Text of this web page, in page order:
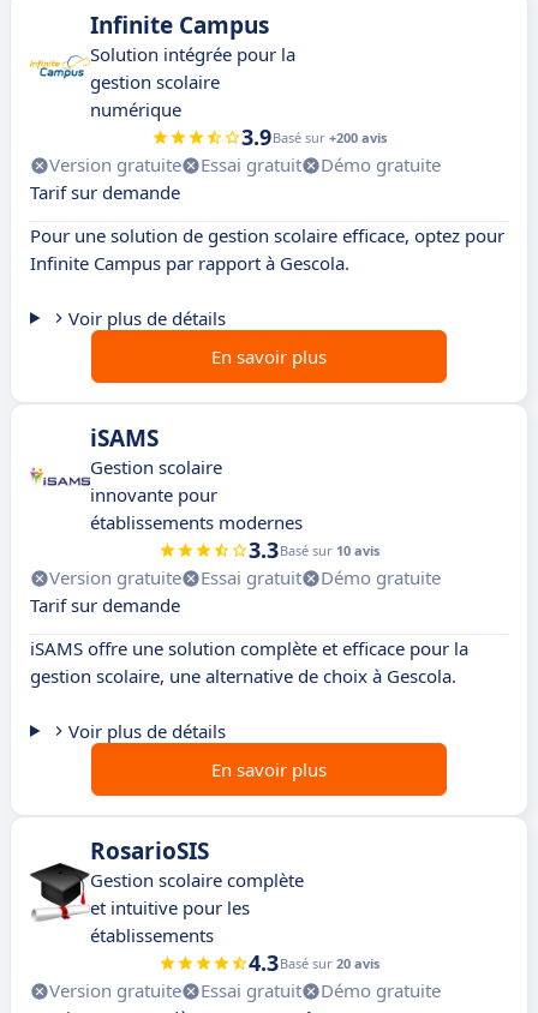
Infinite Campus
Solution intégrée pour la
gestion scolaire
numérique
3.9Basé sur +200 avis
Version gratuite Essai gratuit
Démo gratuite
Tarif sur demande
Pour une solution de gestion scolaire efficace, optez pour
Infinite Campus par rapport à Gescola.
Voir plus de détails
En savoir plus
iSAMS
Gestion scolaire
innovante pour
établissements modernes
3.3Basé sur 10 avis
Version gratuite Essai gratuit
Démo gratuite
Tarif sur demande
iSAMS offre une solution complète et efficace pour la
gestion scolaire, une alternative de choix à Gescola.
Voir plus de détails
En savoir plus
RosarioSIS
Gestion scolaire complète
et intuitive pour les
établissements
4.3Basé sur 20 avis
Version gratuite Essai gratuit
Démo gratuite